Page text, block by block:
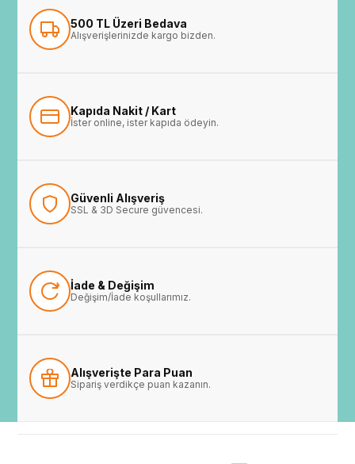
500 TL Üzeri Bedava
Alışverişlerinizde kargo bizden.
Kapıda Nakit / Kart
İster online, ister kapıda ödeyin.
Güvenli Alışveriş
SSL & 3D Secure güvencesi.
İade & Değişim
Değişim/İade koşullarımız.
Alışverişte Para Puan
Sipariş verdikçe puan kazanın.